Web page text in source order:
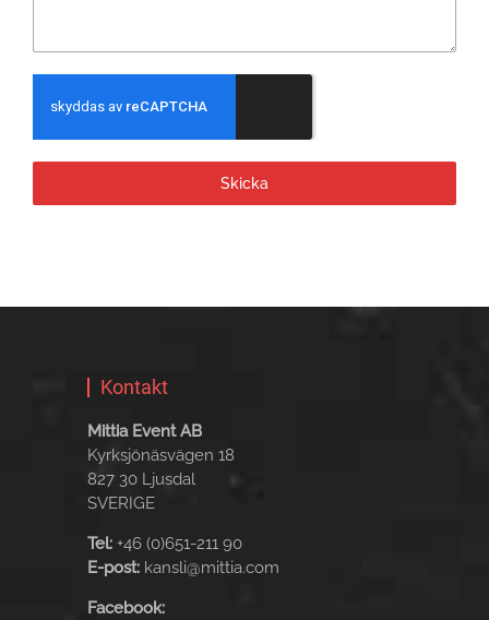
Skicka
Kontakt
Mittia Event AB
Kyrksjönäsvägen 18
827 30 Ljusdal
SVERIGE
Tel: +46 (0)651-211 90
E-post: kansli@mittia.com
Facebook: